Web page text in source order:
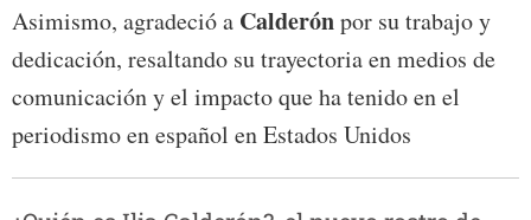
Asimismo, agradeció a Calderónpor su trabajo y
dedicación, resaltando su trayectoria en medios de
comunicación y el impacto que ha tenido en el
periodismo en español en Estados Unidos